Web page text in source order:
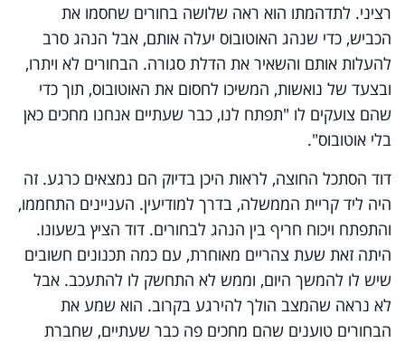
רציני. לתדהמתו הוא ראה שלושה בחורים שחסמו את
הכביש, כדי שנהג האוטובוס יעלה אותם, אבל הנהג סרב
להעלות אותם והשאיר את הדלת סגורה. הבחורים לא ויתרו,
ובצעד של נואשות, המשיכו לחסום את האוטובוס, תוך כדי
שהם צועקים לו "תפתח לנו, כבר שעתיים אנחנו מחכים כאן
בלי אוטובוס".
דוד הסתכל החוצה, לראות היכן בדיוק הם נמצאים כרגע. זה
היה ליד קריית הממשלה, בדרך למודיעין. העניינים התחממו,
והתפתח ויכוח חריף בין הנהג לבחורים. דוד הציץ בשעונו.
היתה זאת שעת צהריים מאוחרת, עם כמה תכנונים חשובים
שיש לו להמשך היום, וממש לא התחשק לו להתעכב. אבל
לא נראה שהמצב הולך להירגע בקרוב. הוא שמע את
הבחורים טוענים שהם מחכים פה כבר שעתיים, שחברת